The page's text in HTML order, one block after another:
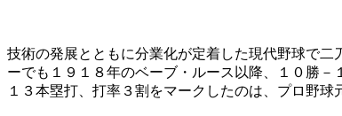
技術の発展とともに分業化が定着した現代野球で
ーでも１９１８年のベーブ・ルース以降、１０勝
１３本塁打、打率３割をマークしたのは、プロ野